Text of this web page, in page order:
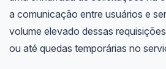
a comunicação entre usuários e
volume elevado dessas
ou até quedas temporárias no